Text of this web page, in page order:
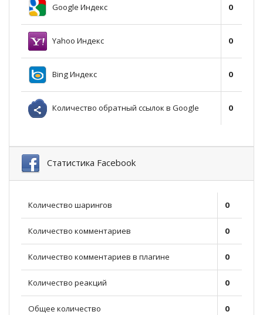
Google Индекс 0
Yahoo Индекс 0
Bing Индекс 0
Количество обратный ссылок в Google 0
Статистика Facebook
Количество шарингов 0
Количество комментариев 0
Количество комментариев в плагине 0
Количество реакций 0
Общее количество 0